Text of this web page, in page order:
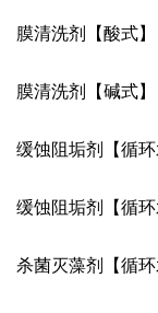
膜清洗剂【酸式】
膜清洗剂【碱式】
缓蚀阻垢剂【循环
缓蚀阻垢剂【循环
杀菌灭藻剂【循环